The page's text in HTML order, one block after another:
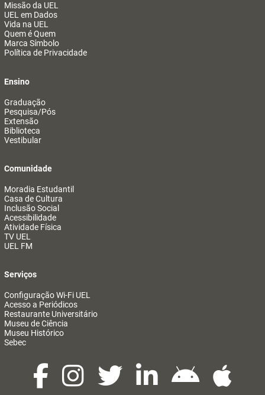
Missão da UEL
UEL em Dados
Vida na UEL
Quem é Quem
Marca Símbolo
Política de Privacidade
Ensino
Graduação
Pesquisa/Pós
Extensão
Biblioteca
Vestibular
Comunidade
Moradia Estudantil
Casa de Cultura
Inclusão Social
Acessibilidade
Atividade Física
TV UEL
UEL FM
Serviços
Configuração Wi-Fi UEL
Acesso a Periódicos
Restaurante Universitário
Museu de Ciência
Museu Histórico
Sebec